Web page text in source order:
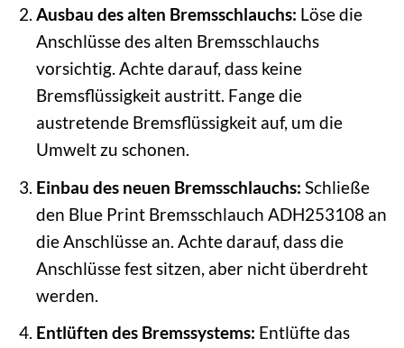
Ausbau des alten Bremsschlauchs: Löse die
Anschlüsse des alten Bremsschlauchs
vorsichtig. Achte darauf, dass keine
Bremsflüssigkeit austritt. Fange die
austretende Bremsflüssigkeit auf, um die
Umwelt zu schonen.
Einbau des neuen Bremsschlauchs: Schließe
den Blue Print Bremsschlauch ADH253108 an
die Anschlüsse an. Achte darauf, dass die
Anschlüsse fest sitzen, aber nicht überdreht
werden.
Entlüften des Bremssystems: Entlüfte das